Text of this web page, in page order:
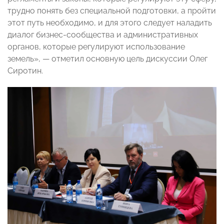
трудно понять без специальной подготовки, а пройти
этот путь необходимо, и для этого следует наладить
диалог бизнес-сообщества и административных
органов, которые регулируют использование
земель», — отметил основную цель дискуссии Олег
Сиротин.